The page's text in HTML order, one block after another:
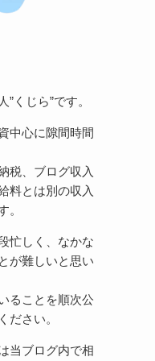
くじら”です。
中心に隙間時間
税、ブログ収入
料とは別の収入
。
忙しく、なかな
が難しいと思い
ることを順次公
ださい。
当ブログ内で相